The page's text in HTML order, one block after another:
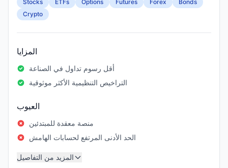
Stocks ETFs Options Futures Forex
Bonds
Crypto
المزايا
أقل رسوم تداول في الصناعة
التراخيص التنظيمية الأكثر موثوقية
العيوب
منصة معقدة للمبتدئين
الحد الأدنى المرتفع لحسابات الهامش
المزيد من التفاصيل